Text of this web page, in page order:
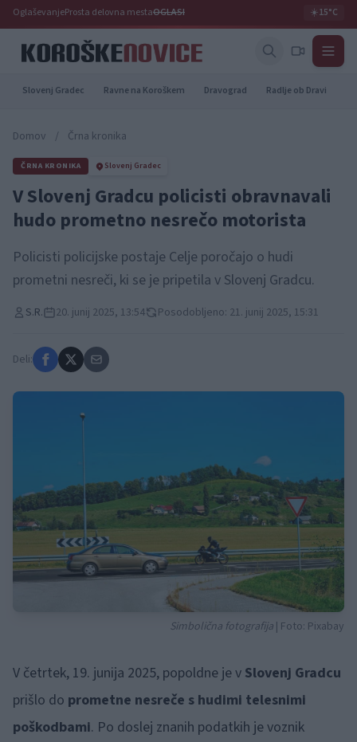
OglaševanjeProsta delovna mestaOGLASI ☀️15°C
Slovenj Gradec Ravne na Koroškem Dravograd Radlje ob Dravi
Domov / Črna kronika
ČRNA KRONIKA Slovenj Gradec
V Slovenj Gradcu policisti obravnavali
hudo prometno nesrečo motorista
Policisti policijske postaje Celje poročajo o hudi
prometni nesreči, ki se je pripetila v Slovenj Gradcu.
S.R. 20. junij 2025, 13:54 Posodobljeno: 21. junij 2025, 15:31
Deli:
Simbolična fotografija | Foto: Pixabay
V četrtek, 19. junija 2025, popoldne je v Slovenj Gradcu
prišlo do prometne nesreče s hudimi telesnimi
poškodbami. Po doslej znanih podatkih je voznik